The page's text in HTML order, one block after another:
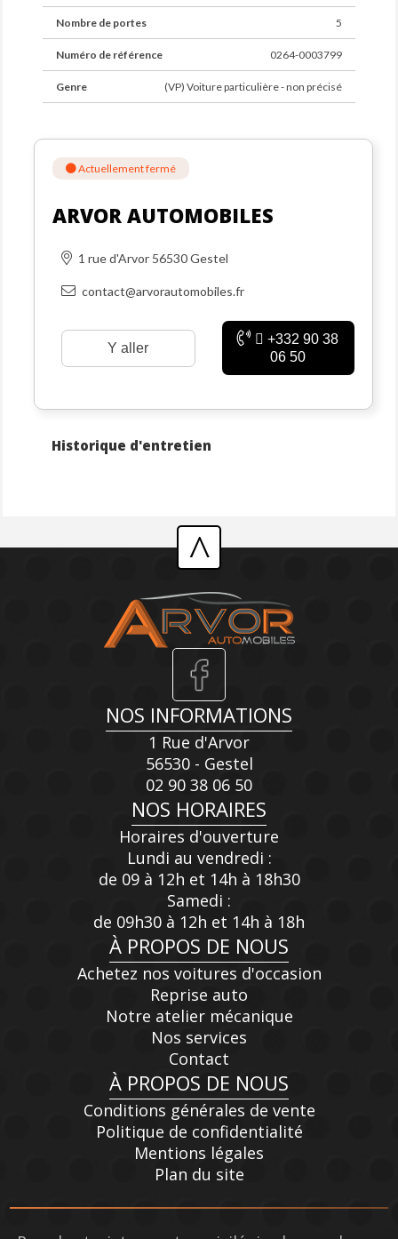
Nombre de portes 5
Numéro de référence 0264-0003799
Genre (VP) Voiture particulière - non précisé
Actuellement fermé
ARVOR AUTOMOBILES
1 rue d'Arvor 56530 Gestel
contact@arvorautomobiles.fr
Y aller
+332 90 38
06 50
Historique d'entretien
^
NOS INFORMATIONS
1 Rue d'Arvor
56530 - Gestel
02 90 38 06 50
NOS HORAIRES
Horaires d'ouverture
Lundi au vendredi :
de 09 à 12h et 14h à 18h30
Samedi :
de 09h30 à 12h et 14h à 18h
À PROPOS DE NOUS
Achetez nos voitures d'occasion
Reprise auto
Notre atelier mécanique
Nos services
Contact
À PROPOS DE NOUS
Conditions générales de vente
Politique de confidentialité
Mentions légales
Plan du site